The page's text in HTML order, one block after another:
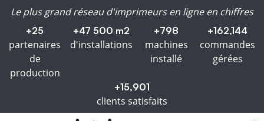
Le plus grand réseau d'imprimeurs en ligne en chiffres
+25
partenaires
de
production
+47 500 m2
d'installations
+798
machines
installé
+162,144
commandes
gérées
+15,901
clients satisfaits